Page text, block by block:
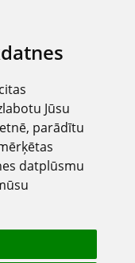
Jūsu
parādītu
datplūsmu